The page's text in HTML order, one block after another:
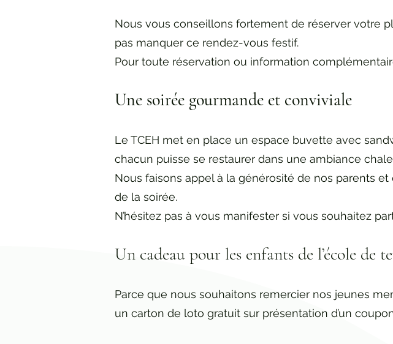
Nous vous conseillons fortement de réserver votre
pas manquer ce rendez-vous festif.
Pour toute réservation ou information
Une soirée gourmande et conviviale
Le TCEH met en place un espace buvette avec
chacun puisse se restaurer dans une ambiance
Nous faisons appel à la générosité de nos parents
de la soirée.
N’hésitez pas à vous manifester si vous souhaitez
Un cadeau pour les enfants de l’école de
Parce que nous souhaitons remercier nos jeunes
un carton de loto gratuit sur présentation d’un